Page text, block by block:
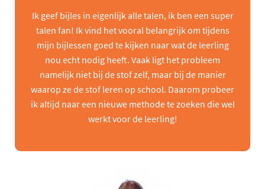
Ik geef bijles in eigenlijk alle talen, ik ben een super
talen fan! Ik vind het vooral belangrijk om tijdens
mijn bijlessen goed te kijken naar wat de leerling
nou echt nodig heeft. Vaak ligt het probleem
namelijk niet bij de stof zelf, maar bij de manier
waarop ze de stof leren op school. Daarom probeer
ik altijd naar een nieuwe methode te zoeken die wel
werkt voor de leerling!